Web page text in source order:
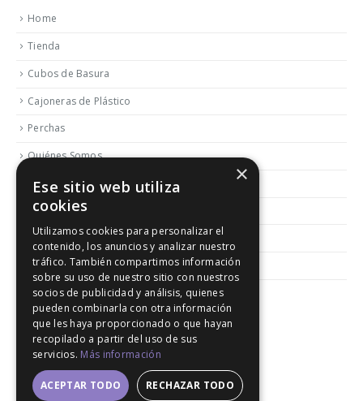
Home
Tienda
Cubos de Basura
Cajoneras de Plástico
Perchas
Quiénes Somos
Contactar
Blog
Política de Reembolso y Devoluciones
Aviso Legal
© 2020. All Rights Reserved │ Developed LGM
×
Ese sitio web utiliza
cookies
Utilizamos cookies para personalizar el
contenido, los anuncios y analizar nuestro
tráfico. También compartimos información
sobre su uso de nuestro sitio con nuestros
socios de publicidad y análisis, quienes
pueden combinarla con otra información
que les haya proporcionado o que hayan
recopilado a partir del uso de sus
servicios. Más información
ACEPTAR TODO RECHAZAR TODO